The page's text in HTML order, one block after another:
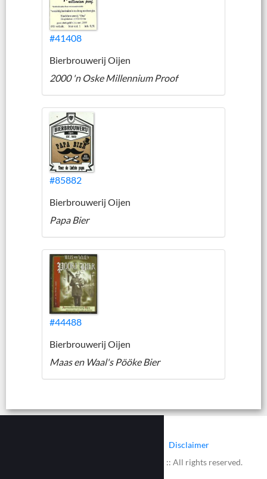
#41408
Bierbrouwerij Oijen
2000 'n Oske Millennium Proof
#85882
Bierbrouwerij Oijen
Papa Bier
#44488
Bierbrouwerij Oijen
Maas en Waal's Pööke Bier
Disclaimer
© 2002 - 2026 :: www.bieretiketten.nl :: All rights reserved.